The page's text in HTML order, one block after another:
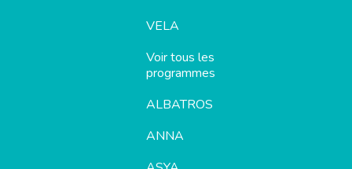
VELA
Voir tous les
programmes
ALBATROS
ANNA